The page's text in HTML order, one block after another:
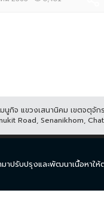
นูกิจ แขวงเสนานิคม เขตจตุจั
Road, Senanikhom,
าปรับปรุงและพัฒนาเนื้อหาใ